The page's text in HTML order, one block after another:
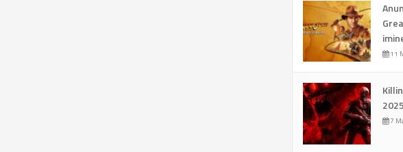
11
2025
7